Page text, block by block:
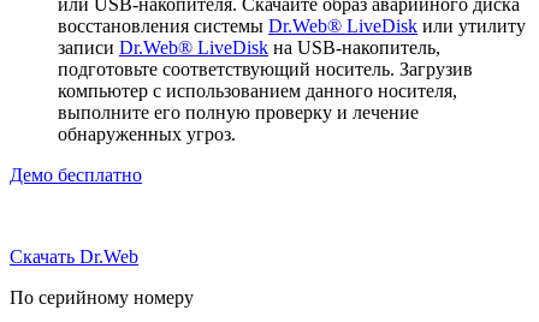
восстановления системы Dr.Web® LiveDisk или утилиту
записи Dr.Web® LiveDisk на USB-накопитель,
подготовьте соответствующий носитель. Загрузив
компьютер с использованием данного носителя,
выполните его полную проверку и лечение
обнаруженных угроз.
Демо бесплатно
Скачать Dr.Web
По серийному номеру